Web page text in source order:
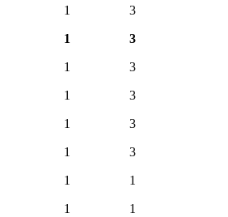
1 3
1 3
1 3
1 3
1 3
1 3
1 1
1 1